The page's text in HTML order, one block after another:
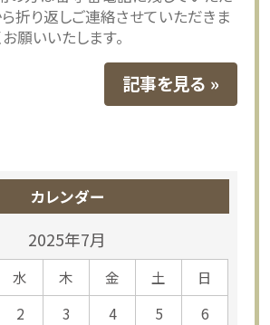
折り返しご連絡させていただきま
願いいたします。
記事を見る
カレンダー
2025年7月
水 木 金 土 日
2 3 4 5
6